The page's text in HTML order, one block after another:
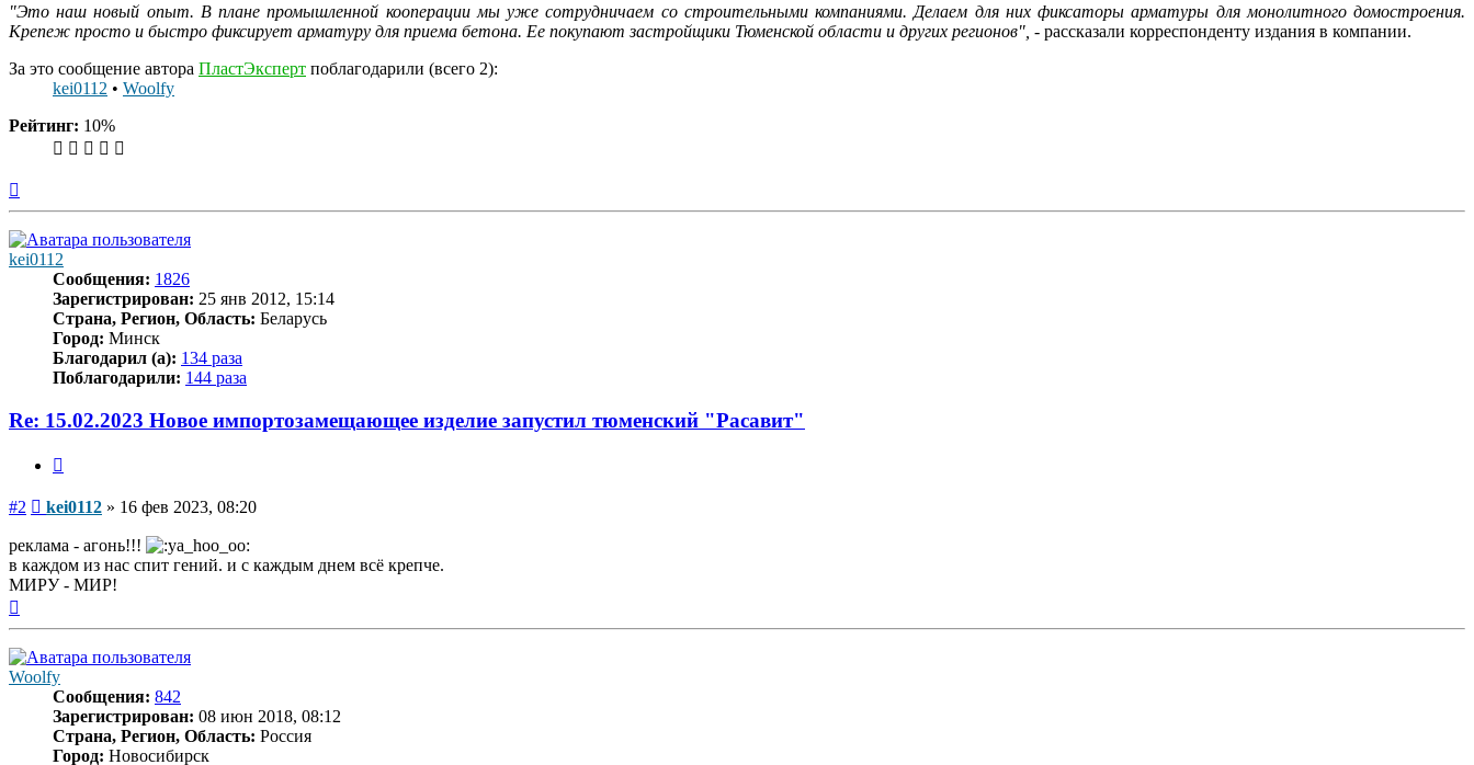
"Это наш новый опыт. В плане промышленной кооперации мы уже сотрудничаем со строительными компаниями. Делаем для них фиксаторы арматуры для монолитного домостроения.
Крепеж просто и быстро фиксирует арматуру для приема бетона. Ее покупают застройщики Тюменской области и других регионов", - рассказали корреспонденту издания в компании.
За это сообщение автора ПластЭксперт поблагодарили (всего 2):
kei0112 • Woolfy
Рейтинг: 10%
kei0112
Сообщения: 1826
Зарегистрирован: 25 янв 2012, 15:14
Страна, Регион, Область: Беларусь
Город: Минск
Благодарил (а): 134 раза
Поблагодарили: 144 раза
Re: 15.02.2023 Новое импортозамещающее изделие запустил тюменский "Расавит"
#2 Сообщение
kei0112 » 16 фев 2023, 08:20
реклама - агонь!!!
в каждом из нас спит гений. и с каждым днем всё крепче.
МИРУ - МИР!
Woolfy
Сообщения: 842
Зарегистрирован: 08 июн 2018, 08:12
Страна, Регион, Область: Россия
Город: Новосибирск